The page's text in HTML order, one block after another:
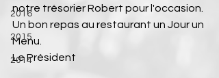
2016
2015
2014
notre trésorier Robert pour l'occasion.
Un bon repas au restaurant un Jour un
Menu.
Le Président